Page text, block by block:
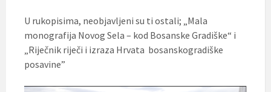
U rukopisima, neobjavljeni su ti ostali; „Mala
monografija Novog Sela – kod Bosanske Gradiške“ i
„Riječnik riječi i izraza Hrvata bosanskogradiške
posavine”